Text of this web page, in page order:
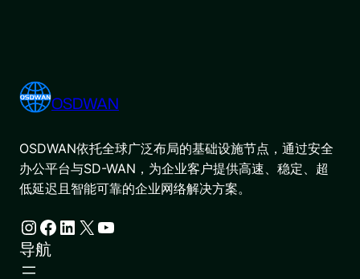
OSDWAN
OSDWAN依托全球广泛布局的基础设施节点，通过安全
办公平台与SD-WAN，为企业客户提供高速、稳定、超
低延迟且智能可靠的企业网络解决方案。
Instagram Facebook LinkedIn X YouTube
导航